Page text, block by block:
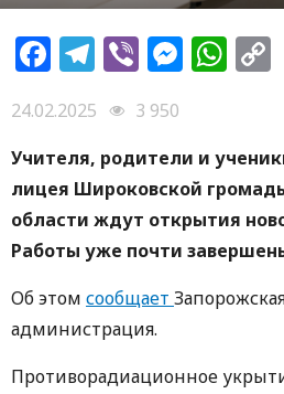
Facebook
Telegram
Viber
24.02.2025
3 950
Учителя, родители и
лицея Широковской
области ждут открытия
Работы уже почти
Об этом сообщает
администрация.
Противорадиационное